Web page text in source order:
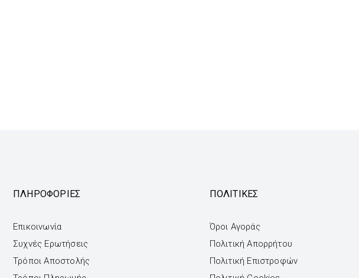
ΠΛΗΡΟΦΟΡΙΕΣ
Επικοινωνία
Συχνές Ερωτήσεις
Τρόποι Αποστολής
ΠΟΛΙΤΙΚΕΣ
Όροι Αγοράς
Πολιτική Απορρήτου
Πολιτική Επιστροφών